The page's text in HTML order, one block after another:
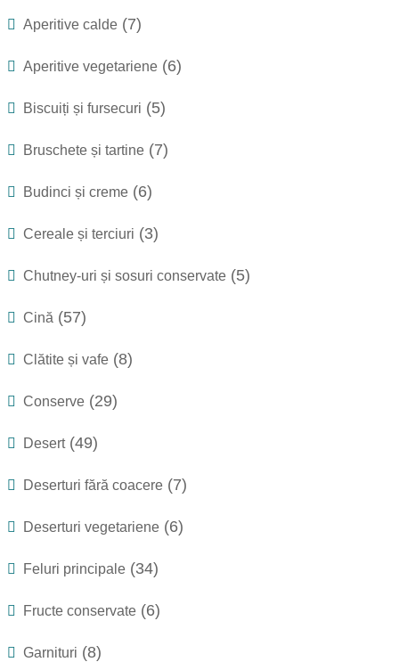
Aperitive calde (7)
Aperitive vegetariene (6)
Biscuiți și fursecuri (5)
Bruschete și tartine (7)
Budinci și creme (6)
Cereale și terciuri (3)
Chutney-uri și sosuri conservate (5)
Cină (57)
Clătite și vafe (8)
Conserve (29)
Desert(49)
Deserturi fără coacere (7)
Deserturi vegetariene (6)
Feluri principale (34)
Fructe conservate (6)
Garnituri (8)